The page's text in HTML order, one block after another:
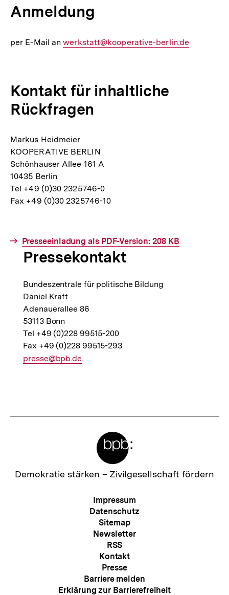
Anmeldung
per E-Mail anE-
werkstatt@kooperative-berlin.de
Kontakt für inhaltliche
Rückfragen
Markus Heidmeier
KOOPERATIVE BERLIN
Schönhauser Allee 161 A
10435 Berlin
Tel +49 (0)30 2325746-0
Fax +49 (0)30 2325746-10
Interner
Link:
Presseeinladung als PDF-Version: 208 KB
Pressekontakt
Bundeszentrale für politische Bildung
Daniel Kraft
Adenauerallee 86
53113 Bonn
Tel +49 (0)228 99515-200
Fax +49 (0)228 99515-293
E-
presse@bpb.de
Zur
Demokratie stärken – Zivilgesellschaft fördern
Meta-
Navigation
Impressum
Datenschutz
Sitemap
Newsletter
RSS
Kontakt
Presse
Barriere melden
Erklärung zur Barrierefreiheit